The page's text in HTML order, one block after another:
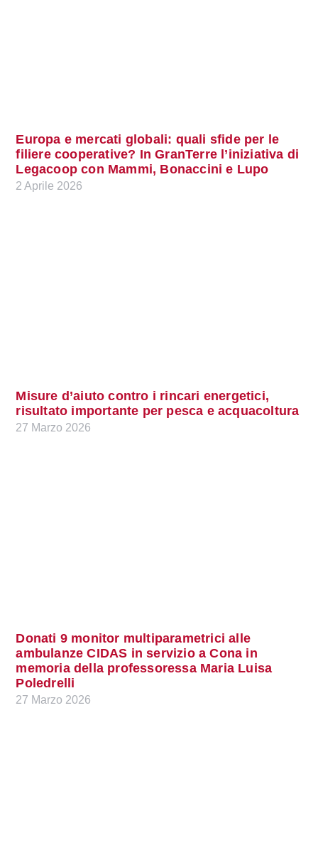
Europa e mercati globali: quali sfide per le
filiere cooperative? In GranTerre l’iniziativa di
Legacoop con Mammi, Bonaccini e Lupo
2 Aprile 2026
Misure d’aiuto contro i rincari energetici,
risultato importante per pesca e acquacoltura
27 Marzo 2026
Donati 9 monitor multiparametrici alle
ambulanze CIDAS in servizio a Cona in
memoria della professoressa Maria Luisa
Poledrelli
27 Marzo 2026